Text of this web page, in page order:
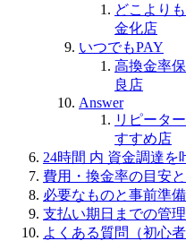
どこより
金化店
いつでもPAY
高換金率
良店
Answer
リピータ
すすめ店
24時間 内 資金調達を
費用・換金率の目安
必要なものと事前準
支払い期日までの管
よくある質問（初心